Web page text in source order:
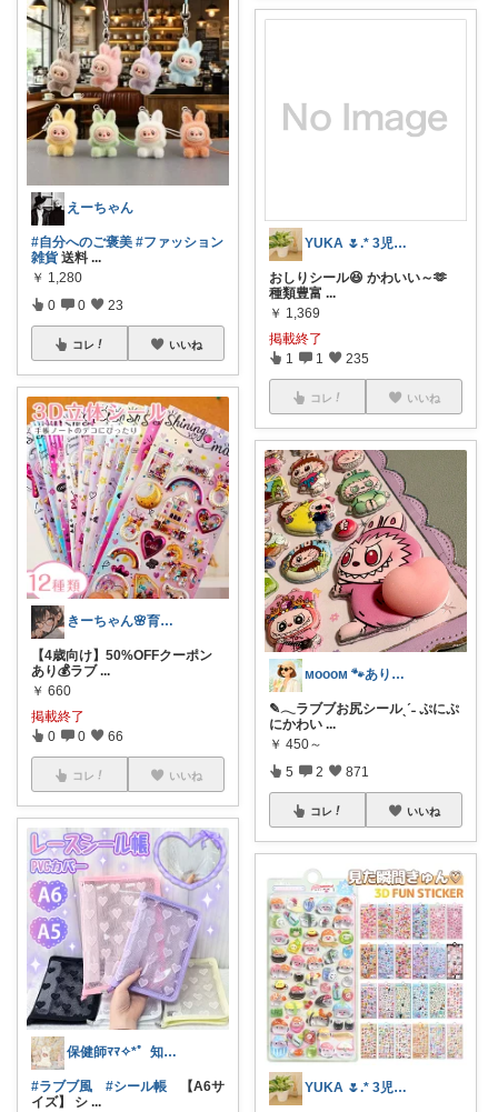
えーちゃん
#自分へのご褒美 #ファッション
雑貨送料 ...
￥ 1,280
0 0 23
コレ いいね
きーちゃん🌸育児グッズお纏め👶
【4歳向け】50%OFFクーポン
あり💰ラブ ...
￥ 660
掲載終了
0 0 66
コレ いいね
保健師ﾏﾏ✧⁠*゜知育/生活用品/ｼｰﾙ
#ラブブ風 #シール帳 【A6サ
イズ】 シ ...
YUKA 🌷.* 3児ママ
おしりシール😆 かわいい～‪🫶‪
種類豊富 ...
￥ 1,369
掲載終了
1 1 235
コレ いいね
ᴍᴏᴏᴏᴍ 🐾ありがとうございます🐹
✎𓂃ラブブお尻シールˎˊ˗ ぷにぷ
にかわい ...
￥ 450～
5 2 871
コレ いいね
YUKA 🌷.* 3児ママ